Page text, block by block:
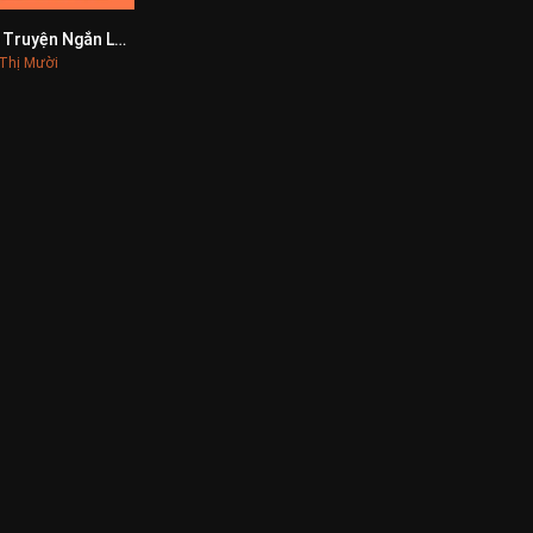
0
Tập Truyện Ngắn Lưu Thị Mười
Mười